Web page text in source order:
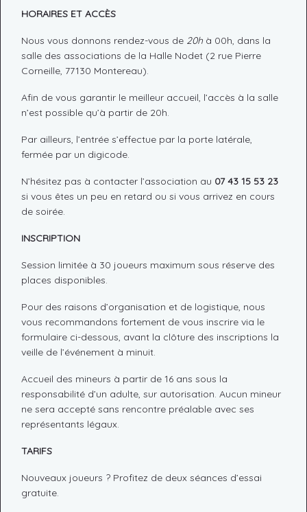
HORAIRES ET ACCÈS
Nous vous donnons rendez-vous de 20h à 00h, dans la
salle des associations de la Halle Nodet (2 rue Pierre
Corneille, 77130 Montereau).
Afin de vous garantir le meilleur accueil, l’accès à la salle
n’est possible qu’à partir de 20h.
Par ailleurs, l’entrée s’effectue par la porte latérale,
fermée par un digicode.
N’hésitez pas à contacter l’association au 07 43 15 53 23
si vous êtes un peu en retard ou si vous arrivez en cours
de soirée.
INSCRIPTION
Session limitée à 30 joueurs maximum sous réserve des
places disponibles.
Pour des raisons d’organisation et de logistique, nous
vous recommandons fortement de vous inscrire via le
formulaire ci-dessous, avant la clôture des inscriptions la
veille de l’événement à minuit.
Accueil des mineurs à partir de 16 ans sous la
responsabilité d’un adulte, sur autorisation. Aucun mineur
ne sera accepté sans rencontre préalable avec ses
représentants légaux.
TARIFS
Nouveaux joueurs ? Profitez de deux séances d’essai
gratuite.